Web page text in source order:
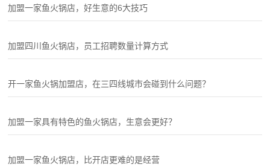
加盟一家鱼火锅店，好生意的6大技巧
加盟四川鱼火锅店，员工招聘数量计算方式
开一家鱼火锅加盟店，在三四线城市会碰到什么问题？
加盟一家具有特色的鱼火锅店，生意会更好？
加盟一家鱼火锅店，比开店更难的是经营